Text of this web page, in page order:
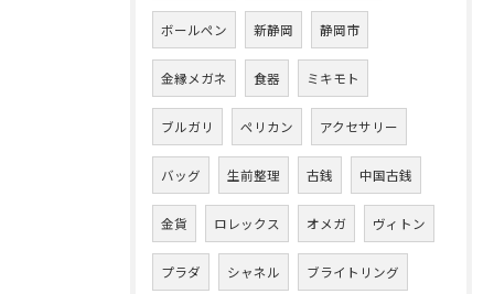
ボールペン 新静岡 静岡市
金縁メガネ 食器 ミキモト
ブルガリ ペリカン アクセサリー
バッグ 生前整理 古銭 中国古銭
金貨 ロレックス オメガ ヴィトン
プラダ シャネル ブライトリング